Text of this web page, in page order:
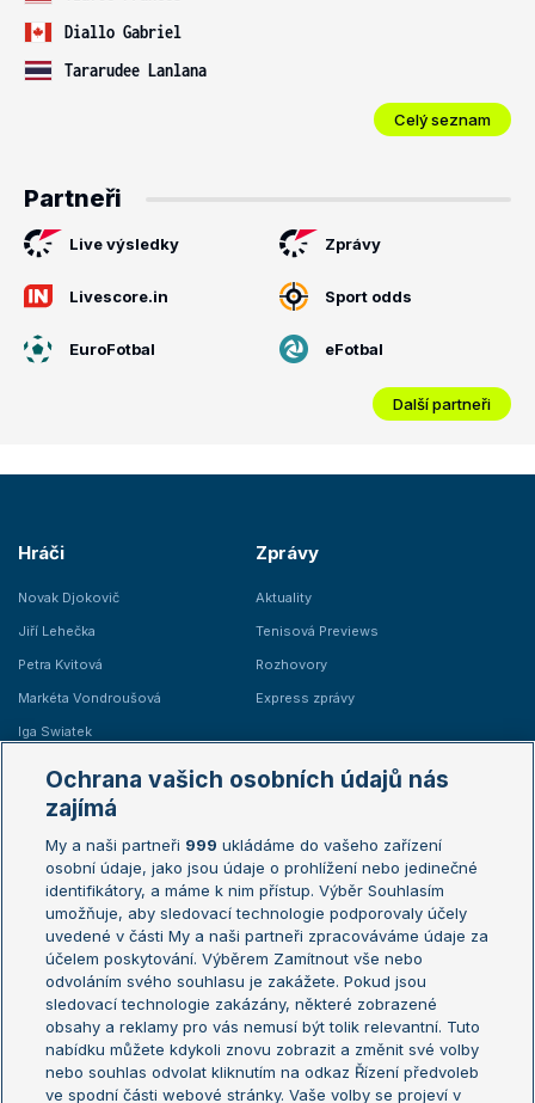
Diallo Gabriel
Tararudee Lanlana
Celý seznam
Partneři
Live výsledky Zprávy
Livescore.in Sport odds
EuroFotbal eFotbal
Další partneři
Hráči
Novak Djokovič
Jiří Lehečka
Petra Kvitová
Markéta Vondroušová
Iga Swiatek
Zprávy
Aktuality
Tenisová Previews
Rozhovory
Express zprávy
Žebříčky
Žebříček ATP (muži)
Žebříček WTA (ženy)
Sázkařský žebříček
Australian Open
French Open
Wimbledon
US Open
Turnaj mistrů
Turnaj mistryň
Aktualní trendy
Fotbalové přestupy
Ochrana vašich osobních údajů nás
zajímá
My a naši partneři 999 ukládáme do vašeho zařízení
osobní údaje, jako jsou údaje o prohlížení nebo jedinečné
identifikátory, a máme k nim přístup. Výběr Souhlasím
umožňuje, aby sledovací technologie podporovaly účely
uvedené v části My a naši partneři zpracováváme údaje za
účelem poskytování. Výběrem Zamítnout vše nebo
odvoláním svého souhlasu je zakážete. Pokud jsou
sledovací technologie zakázány, některé zobrazené
obsahy a reklamy pro vás nemusí být tolik relevantní. Tuto
nabídku můžete kdykoli znovu zobrazit a změnit své volby
nebo souhlas odvolat kliknutím na odkaz Řízení předvoleb
ve spodní části webové stránky. Vaše volby se projeví v